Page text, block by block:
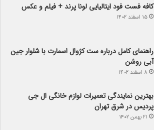
کافه فست فود ایتالیایی لونا پرند + فیلم و عکس
۱۵ اسفند ۱۴۰۲
راهنمای کامل درباره ست کژوال اسمارت با شلوار جین
آبی روشن
۸ اسفند ۱۴۰۲
بهترین نمایندگی تعمیرات لوازم خانگی ال جی
پردیس در شرق تهران
۲۱ بهمن ۱۴۰۲